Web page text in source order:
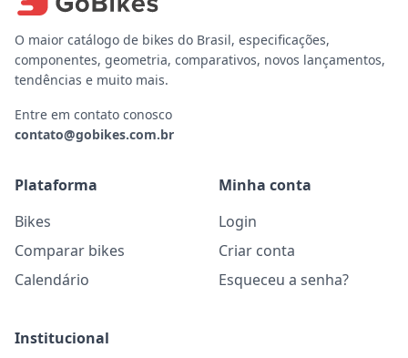
O maior catálogo de bikes do Brasil, especificações,
componentes, geometria, comparativos, novos lançamentos,
tendências e muito mais.
Entre em contato conosco
contato@gobikes.com.br
Plataforma
Bikes
Comparar bikes
Calendário
Minha conta
Login
Criar conta
Esqueceu a senha?
Institucional